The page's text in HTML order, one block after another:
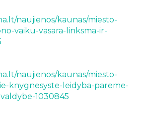
naujienos/kaunas/miesto-
vaiku-vasara-linksma-ir-
naujienos/kaunas/miesto-
knygnesyste-leidyba-pareme-
1030845